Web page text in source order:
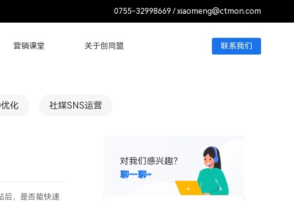
0755-32998669 /xiaomeng@ctmon.com
营销课堂 关于创同盟 联系我们
化 社媒SNS运营
后，是否能快速
对我们感兴趣？
聊一聊~